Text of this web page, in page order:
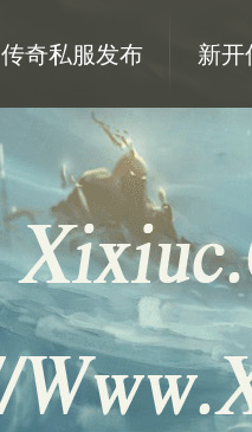
传奇私服发布 新开